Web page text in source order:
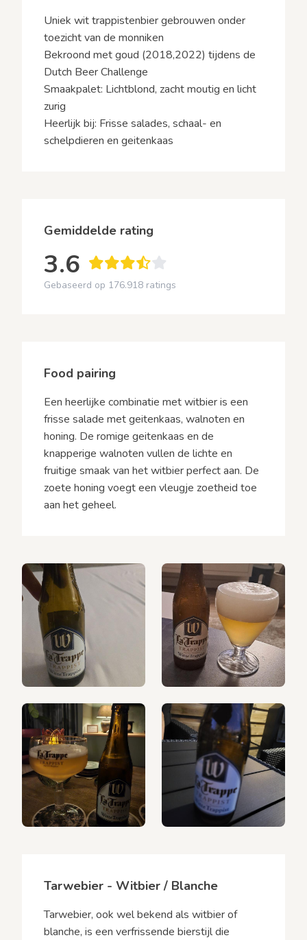
Uniek wit trappistenbier gebrouwen onder
toezicht van de monniken
Bekroond met goud (2018,2022) tijdens de
Dutch Beer Challenge
Smaakpalet: Lichtblond, zacht moutig en licht
zurig
Heerlijk bij: Frisse salades, schaal- en
schelpdieren en geitenkaas
Gemiddelde rating
3.6
Gebaseerd op 176.918 ratings
Food pairing
Een heerlijke combinatie met witbier is een
frisse salade met geitenkaas, walnoten en
honing. De romige geitenkaas en de
knapperige walnoten vullen de lichte en
fruitige smaak van het witbier perfect aan. De
zoete honing voegt een vleugje zoetheid toe
aan het geheel.
Tarwebier - Witbier / Blanche
Tarwebier, ook wel bekend als witbier of
blanche, is een verfrissende bierstijl die